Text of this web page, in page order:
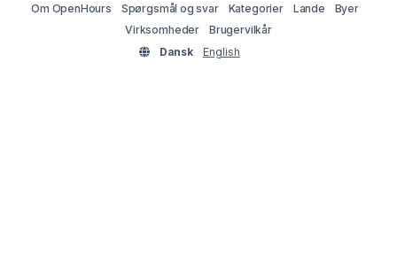
Om OpenHours
Spørgsmål og svar Kategorier Lande
Byer
Virksomheder
Brugervilkår
Dansk
English